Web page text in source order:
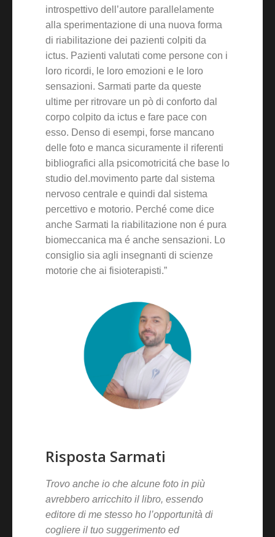
introspettivo dell’autore parallelamente
alla sperimentazione di una nuova forma
di riabilitazione dei pazienti colpiti da
ictus. Pazienti valutati come persone con i
loro ricordi, le loro emozioni e le loro
sensazioni. Sarmati parte da queste
ultime per ritrovare un pò di conforto dal
corpo colpito da ictus e fare pace con
esso. Denso di esempi, forse mancano
delle foto e manca sicuramente il riferenti
bibliografici alla psicomotricitá che base lo
studio del.movimento parte dal sistema
nervoso centrale e quindi dal sistema
percettivo e motorio. Perché come dice
anche Sarmati la riabilitazione non é pura
biomeccanica ma é anche sensazioni. Lo
consiglio sia agli insegnanti di scienze
motorie che ai fisioterapisti.”
Risposta Sarmati
Trovo anche io che alcune foto in più
avrebbero arricchito il libro, essendo
editore di me stesso ho l’opportunità di
cogliere il tuo suggerimento ed